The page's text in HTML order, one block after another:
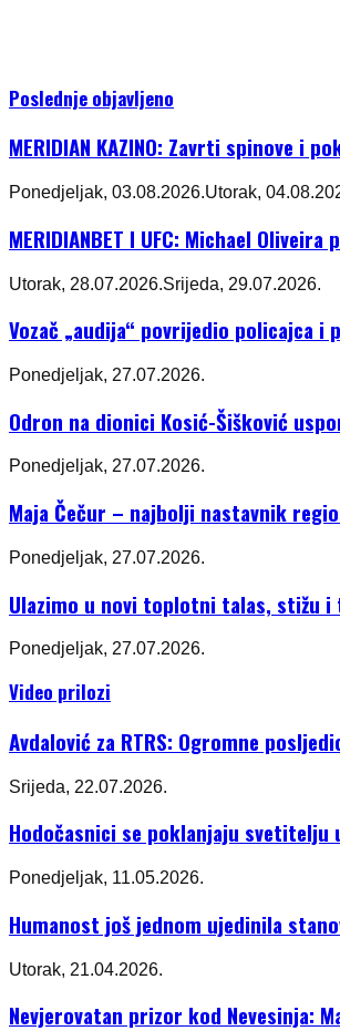
Poslednje objavljeno
MERIDIAN KAZINO: Zavrti spinove i
Ponedjeljak, 03.08.2026.Utorak,
MERIDIANBET I UFC: Michael
Utorak, 28.07.2026.Srijeda, 29.07.2026.
Vozač „audija“ povrijedio policajca i
Ponedjeljak, 27.07.2026.
Odron na dionici Kosić-Šišković
Ponedjeljak, 27.07.2026.
Maja Čečur – najbolji nastavnik
Ponedjeljak, 27.07.2026.
Ulazimo u novi toplotni talas, stižu
Ponedjeljak, 27.07.2026.
Video prilozi
Avdalović za RTRS: Ogromne
Srijeda, 22.07.2026.
Hodočasnici se poklanjaju svetitelju
Ponedjeljak, 11.05.2026.
Humanost još jednom ujedinila
Utorak, 21.04.2026.
Nevjerovatan prizor kod Nevesinja: